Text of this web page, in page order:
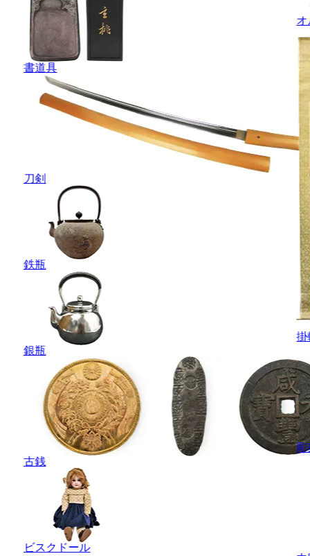
書道具
刀剣
鉄瓶
銀瓶
古銭
ビスクドール
オ
掛
彫